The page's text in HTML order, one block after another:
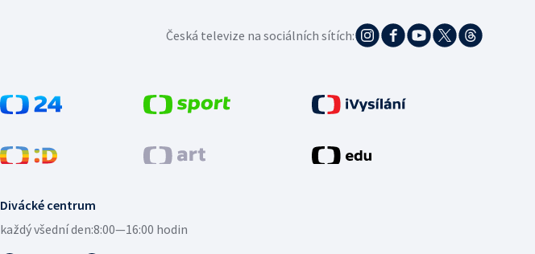
Česká televize na sociálních sítích:
Divácké centrum
každý všední den:8:00—16:00 hodin